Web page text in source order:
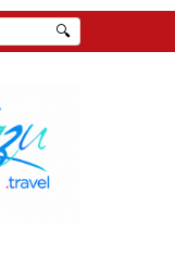
🔍